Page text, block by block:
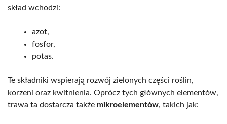
skład wchodzi:
azot,
fosfor,
potas.
Te składniki wspierają rozwój zielonych części roślin,
korzeni oraz kwitnienia. Oprócz tych głównych elementów,
trawa ta dostarcza także mikroelementów, takich jak: